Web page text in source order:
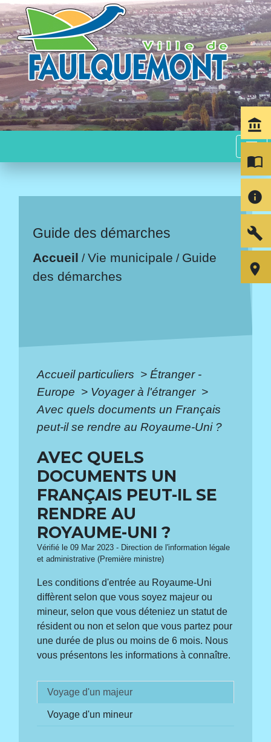
menu
Guide des démarches
Accueil /Vie municipale / Guide
des démarches
Accueil particuliers > Étranger -
Europe > Voyager à l'étranger >
Avec quels documents un Français
peut-il se rendre au Royaume-Uni ?
AVEC QUELS
DOCUMENTS UN
FRANÇAIS PEUT-IL SE
RENDRE AU
ROYAUME-UNI ?
Vérifié le 09 Mar 2023 - Direction de l'information légale
et administrative (Première ministre)
Les conditions d'entrée au Royaume-Uni
diffèrent selon que vous soyez majeur ou
mineur, selon que vous déteniez un statut de
résident ou non et selon que vous partez pour
une durée de plus ou moins de 6 mois. Nous
vous présentons les informations à connaître.
Voyage d'un majeur
Voyage d'un mineur
account_balance
import_contacts
info
build
room